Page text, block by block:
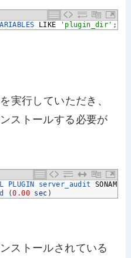
LIKE 'plugin_dir' ;
実行していただき、
ストールする必要が
PLUGIN server_audit SONAME
(0.00 sec )
ストールされている